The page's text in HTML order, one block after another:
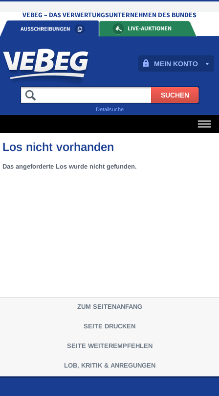
MEIN KONTO
Detailsuche
Los nicht vorhanden
Das angeforderte Los wurde nicht gefunden.
ZUM SEITENANFANG
SEITE DRUCKEN
SEITE WEITEREMPFEHLEN
LOB, KRITIK & ANREGUNGEN